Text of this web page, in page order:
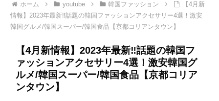
ホーム youtube 韓国ファッション
【4月新
情報】2023年最新‼️話題の韓国ファッションアクセサリー4選！激安
韓国グルメ/韓国スーパー/韓国食品【京都コリアンタウン】
【4月新情報】2023年最新‼️話題の韓国フ
ァッションアクセサリー4選！激安韓国グ
ルメ/韓国スーパー/韓国食品【京都コリア
ンタウン】